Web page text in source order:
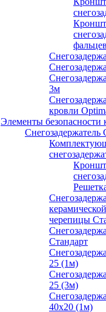
3м
кровли
Элементы безопасности
Снегозадержатель
черепицы
Стандарт
25 (1м)
25 (3м)
40х20 (1м)